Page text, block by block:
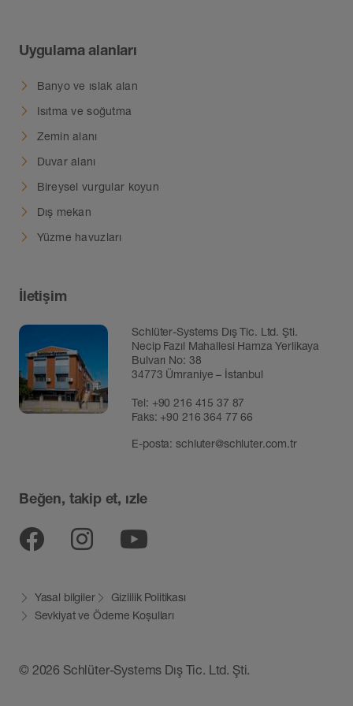
mm'lik bir derz boşluğu bırakılmalı, ve
doldurulmalıdır.
Yan duvarların seramik kaplanması sırasında
açıklık ölçüsüne uygun olarak kısaltılabilir.
LED şerit geçme bağlantı yardımıyla geçiş
kablosuna bağlanır ve dikkatli bir şekilde
Uygulama alanları
Banyo ve ıslak alan
Isıtma ve soğutma
Zemin alanı
Duvar alanı
Bireysel vurgular koyun
Dış mekan
Yüzme havuzları
İletişim
Schlüter-Systems Dış Tic. Ltd. Şti.
Necip Fazıl Mahallesi Hamza Yerlikaya
Bulvarı No: 38
34773 Ümraniye – İstanbul
Tel: +90 216 415 37 87
Faks: +90 216 364 77 66
E-posta:schluter@schluter.com.tr
Beğen, takip et, ızle
Facebook
Instagram
© 2026 Schlüter-Systems Dış Tic. Ltd. Şti.
Yasal bilgiler
Gizlilik Politikası
Sevkiyat ve Ödeme Koșulları